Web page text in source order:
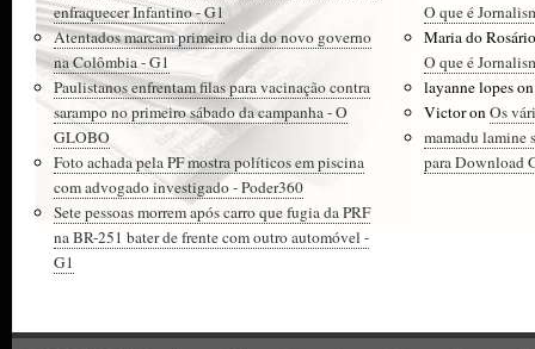
enfraquecer Infantino - G1
Atentados marcam primeiro dia do novo governo
na Colômbia - G1
Paulistanos enfrentam filas para vacinação contra
sarampo no primeiro sábado da campanha - O
GLOBO
Foto achada pela PF mostra políticos em piscina
com advogado investigado - Poder360
Sete pessoas morrem após carro que fugia da PRF
na BR-251 bater de frente com outro automóvel -
G1
O que é
Maria do
O que é
layanne lopes
VictoronOs
mamadu lamine
para Download